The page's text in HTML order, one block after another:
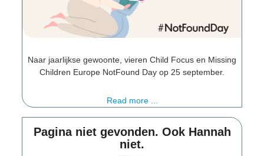
Naar jaarlijkse gewoonte, vieren Child Focus en Missing
Children Europe NotFound Day op 25 september.
Read more ...
Pagina niet gevonden. Ook Hannah
niet.